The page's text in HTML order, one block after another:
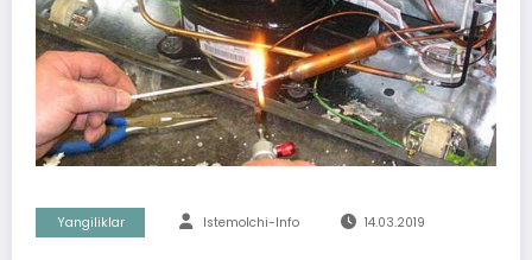
Yangiliklar Istemolchi-Info 14.03.2019